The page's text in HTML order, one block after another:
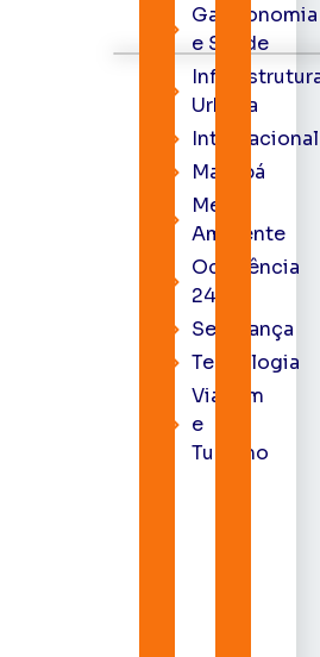
Gastronomia
e Saúde
Urbana
Internacional
Macapá
Meio
Ambiente
Ocorrência
24h
Segurança
Tecnologia
Viagem
e
Turismo